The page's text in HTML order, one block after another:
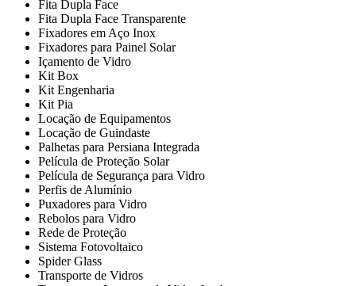
Fita Dupla Face
Fita Dupla Face Transparente
Fixadores em Aço Inox
Fixadores para Painel Solar
Içamento de Vidro
Kit Box
Kit Engenharia
Kit Pia
Locação de Equipamentos
Locação de Guindaste
Palhetas para Persiana Integrada
Película de Proteção Solar
Película de Segurança para Vidro
Perfis de Alumínio
Puxadores para Vidro
Rebolos para Vidro
Rede de Proteção
Sistema Fotovoltaico
Spider Glass
Transporte de Vidros